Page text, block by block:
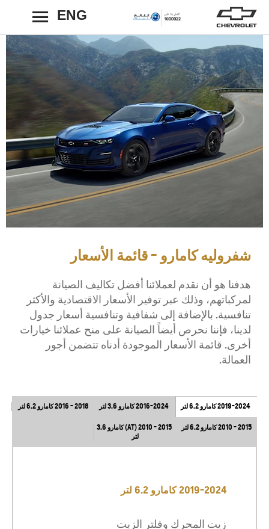
ENG رجوع
شفروليه كامارو - قائمة الأسعار
هدفنا هو أن نقدم لعملائنا أفضل تكاليف الصيانة
لمركباتهم، وذلك عبر توفير الأسعار الاقتصادية والأكثر
تنافسية. بالإضافة إلى شفافية وتنافسية أسعار جدول
لدينا، فإننا نحرص أيضاً الصيانة على منح عملائنا خيارات
أخرى. قائمة الأسعار الموجودة أدناه تتضمن أجور
العمالة.
2018 - 2016 كامارو 6.2 لتر
2015 - 2010 كامارو 6.2 لتر
​ 2015 - 2010 (AT) كامارو 3.6
لتر
2019-2024 كامارو 6.2 لتر
زيت المحرك وفلتر الزيت